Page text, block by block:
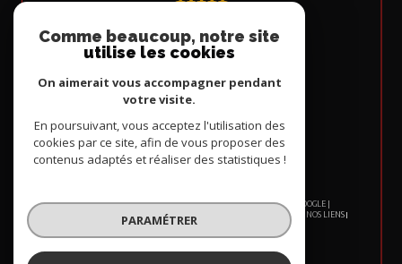
Nous
ADHÉRONS
© 2026 | TOUS DROITS RÉSERVÉS | TRADUCTION POWERED BY GOOGLE |
PLAN DU SITE ADMIN
NOS LIENS
POLITIQUE RGPD
Comme beaucoup, notre site
utilise les cookies
On aimerait vous accompagner pendant
votre visite.
En poursuivant, vous acceptez l'utilisation des
cookies par ce site, afin de vous proposer des
contenus adaptés et réaliser des statistiques !
PARAMÉTRER